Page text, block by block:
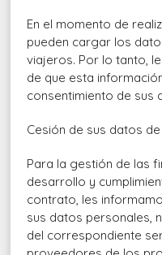
En el momento de
pueden cargar los
viajeros. Por lo tanto,
de que esta
consentimiento de sus
Cesión de sus datos
Para la gestión de las
desarrollo y
contrato, les
sus datos personales,
del correspondiente